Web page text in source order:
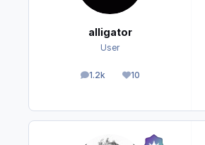
alligator
User
1.2k
Beiträge 10
Reputation